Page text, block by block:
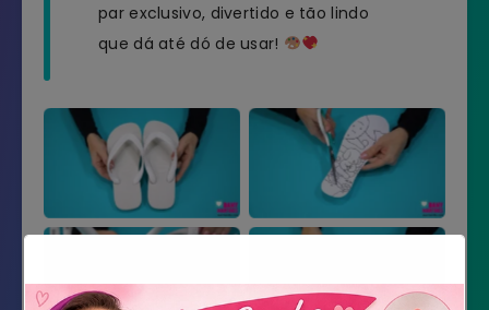
par exclusivo, divertido e tão lindo
que dá até dó de usar!